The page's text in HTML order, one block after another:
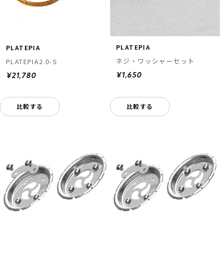
PLATEPIA
PLATEPIA2.0-S
¥21,780
比較する
PLATEPIA
ネジ・ワッシャーセット
¥1,650
比較する